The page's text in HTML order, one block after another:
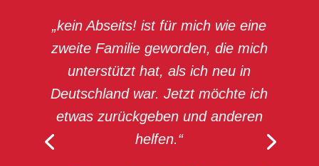
„kein Abseits! ist für mich wie eine
zweite Familie geworden, die mich
unterstützt hat, als ich neu in
Deutschland war. Jetzt möchte ich
etwas zurückgeben und anderen
helfen.“